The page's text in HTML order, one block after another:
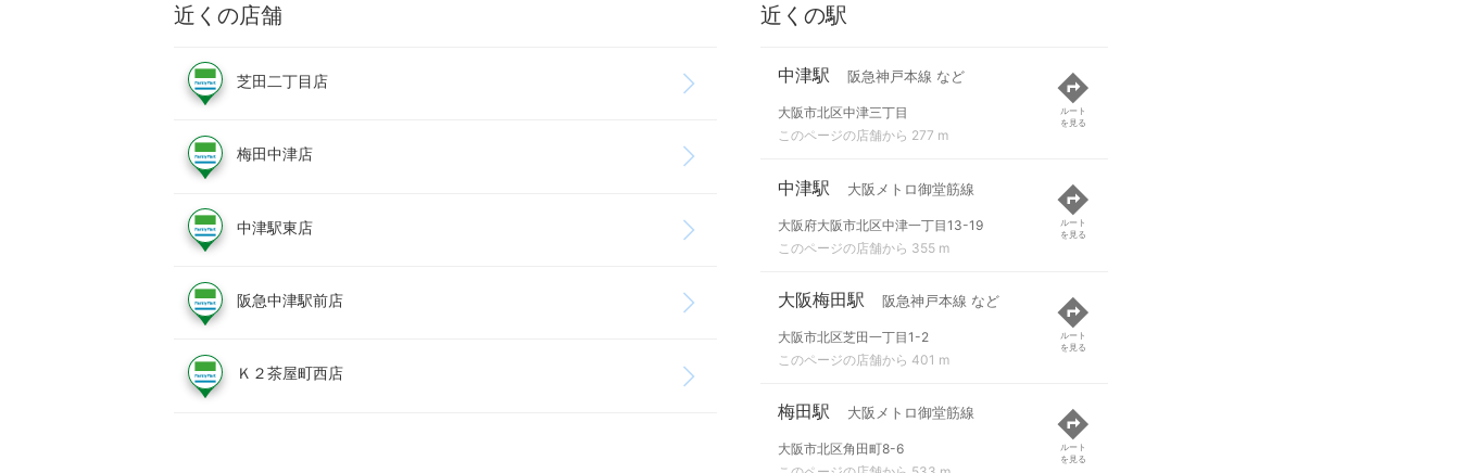
近くの店舗
芝田二丁目店
梅田中津店
中津駅東店
阪急中津駅前店
Ｋ２茶屋町西店
近くの駅
中津駅 阪急神戸本線 など
大阪市北区中津三丁目
このページの店舗から 277 m
ルート
を見る
中津駅 大阪メトロ御堂筋線
大阪府大阪市北区中津一丁目13-19
このページの店舗から 355 m
ルート
を見る
大阪梅田駅 阪急神戸本線 など
大阪市北区芝田一丁目1-2
このページの店舗から 401 m
ルート
を見る
梅田駅 大阪メトロ御堂筋線
大阪市北区角田町8-6
ルート
を見る